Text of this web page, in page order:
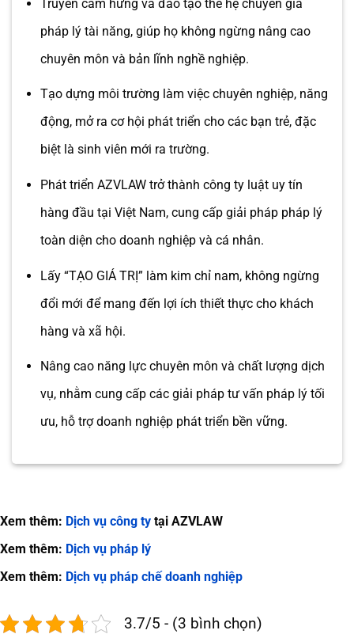
Truyền cảm hứng và đào tạo thế hệ chuyên gia
pháp lý tài năng, giúp họ không ngừng nâng cao
chuyên môn và bản lĩnh nghề nghiệp.
Tạo dựng môi trường làm việc chuyên nghiệp, năng
động, mở ra cơ hội phát triển cho các bạn trẻ, đặc
biệt là sinh viên mới ra trường.
Phát triển AZVLAW trở thành công ty luật uy tín
hàng đầu tại Việt Nam, cung cấp giải pháp pháp lý
toàn diện cho doanh nghiệp và cá nhân.
Lấy “TẠO GIÁ TRỊ” làm kim chỉ nam, không ngừng
đổi mới để mang đến lợi ích thiết thực cho khách
hàng và xã hội.
Nâng cao năng lực chuyên môn và chất lượng dịch
vụ, nhằm cung cấp các giải pháp tư vấn pháp lý tối
ưu, hỗ trợ doanh nghiệp phát triển bền vững.
Xem thêm: Dịch vụ công ty tại AZVLAW
Xem thêm: Dịch vụ pháp lý
Xem thêm: Dịch vụ pháp chế doanh nghiệp
3.7/5 - (3 bình chọn)